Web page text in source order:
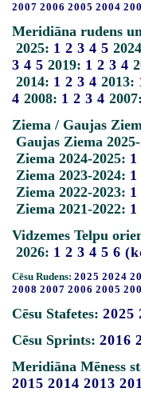
2007 2006 2005 2004
Meridiāna rudens
2025: 1 2 3 4 5
3 4 5 2019: 1 2 3 4
2014: 1 2 3 4 2013:
4 2008: 1 2 3 4 2007:
Ziema / Gaujas
Gaujas Ziema
Ziema 2024-2025: 1
Ziema 2023-2024: 1
Ziema 2022-2023: 1
Ziema 2021-2022: 1
Vidzemes Telpu
2026: 1 2 3 4 5 6
Cēsu Rudens: 2025 2024
2008 2007 2006 2005
Cēsu Stafetes: 2025
Cēsu Sprints: 2016
Meridiāna Mēness
2015 2014 2013